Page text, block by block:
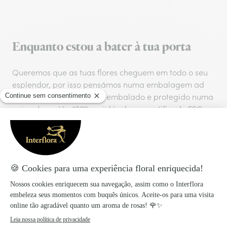
Enquanto estou a bater à tua porta
Queremos que as tuas flores cheguem em todo o seu
esplendor, por isso pensámos numa embalagem ad
hoc. O produto será bem embalado e protegido numa
caixa de cartão 100% reciclável com certificado FSC e
será entregue por um serviço de correio expresso
cuidadosamente selecionado por nós. Uma escolha
sustentável para proteger o ambiente e as gerações
futuras com um pequeno gesto.
Taxa de entrega:
9,99€
Entrega no mesmo dia para todas as encomendas